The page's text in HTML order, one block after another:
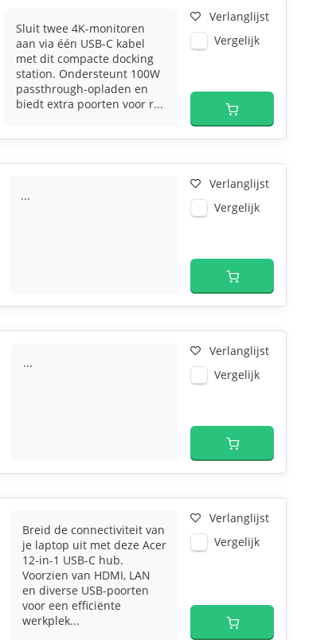
Sluit twee 4K-monitoren
aan via één USB-C kabel
met dit compacte docking
station. Ondersteunt 100W
passthrough-opladen en
biedt extra poorten voor r...
Verlanglijst
Vergelijk
...
Verlanglijst
Vergelijk
...
Verlanglijst
Vergelijk
Breid de connectiviteit van
je laptop uit met deze Acer
12-in-1 USB-C hub.
Voorzien van HDMI, LAN
en diverse USB-poorten
voor een efficiënte
werkplek...
Verlanglijst
Vergelijk